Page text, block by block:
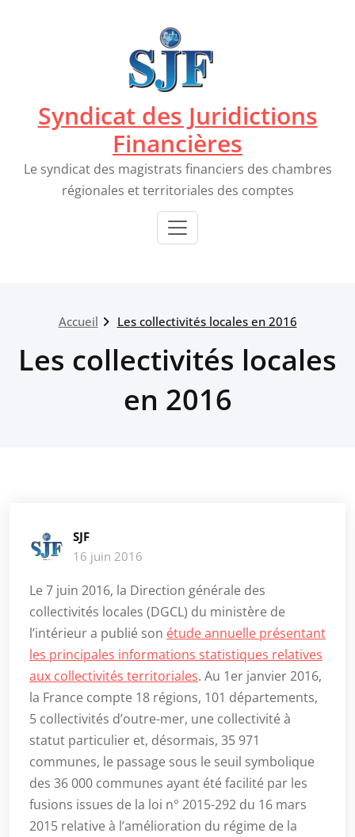
Syndicat des Juridictions
Financières
Le syndicat des magistrats financiers des chambres
régionales et territoriales des comptes
Accueil Les collectivités locales en 2016
Les collectivités locales
en 2016
SJF
16 juin 2016
Le 7 juin 2016, la Direction générale des
collectivités locales (DGCL) du ministère de
l’intérieur a publié son étude annuelle présentant
les principales informations statistiques relatives
aux collectivités territoriales. Au 1er janvier 2016,
la France compte 18 régions, 101 départements,
5 collectivités d’outre-mer, une collectivité à
statut particulier et, désormais, 35 971
communes, le passage sous le seuil symbolique
des 36 000 communes ayant été facilité par les
fusions issues de la loi n° 2015-292 du 16 mars
2015 relative à l’amélioration du régime de la